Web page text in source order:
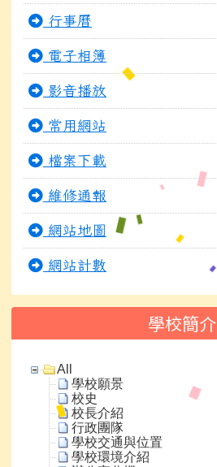
行事曆
電子相簿
影音播放
常用網站
檔案下載
維修通報
網站地圖
網站計數
學校簡介
All
學校願景
校史
校長介紹
行政團隊
學校交通與位置
學校環境介紹